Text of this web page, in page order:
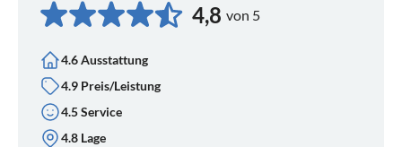
4,8 von 5
4.6 Ausstattung
4.9 Preis/Leistung
4.5 Service
4.8 Lage